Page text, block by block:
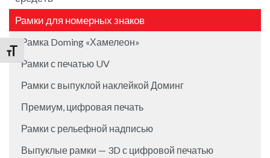
Переключить на увеличенный шрифт
Рамки для номерных знаков
Рамка Doming «Хамелеон»
Рамки с печатью UV
Рамки с выпуклой наклейкой Доминг
Премиум, цифровая печать
Рамки с рельефной надписью
Выпуклые рамки — 3D с цифровой печатью